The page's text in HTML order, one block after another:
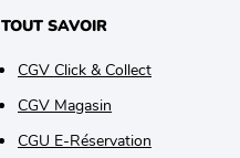
TOUT SAVOIR
CGV Click & Collect
CGV Magasin
CGU E-Réservation